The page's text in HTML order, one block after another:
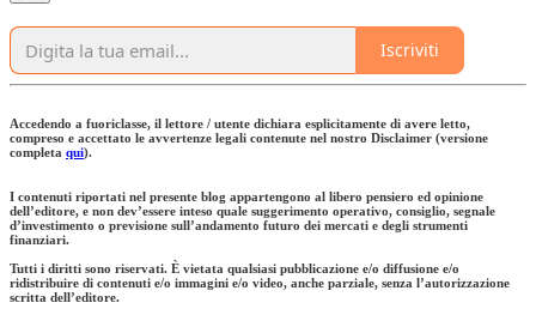
Iscriviti
Accedendo a fuoriclasse, il lettore / utente dichiara esplicitamente di avere letto,
compreso e accettato le avvertenze legali contenute nel nostro Disclaimer (versione
completa qui).
I contenuti riportati nel presente blog appartengono al libero pensiero ed opinione
dell’editore, e non dev’essere inteso quale suggerimento operativo, consiglio, segnale
d’investimento o previsione sull’andamento futuro dei mercati e degli strumenti
finanziari.
Tutti i diritti sono riservati. È vietata qualsiasi pubblicazione e/o diffusione e/o
ridistribuire di contenuti e/o immagini e/o video, anche parziale, senza l’autorizzazione
scritta dell’editore.